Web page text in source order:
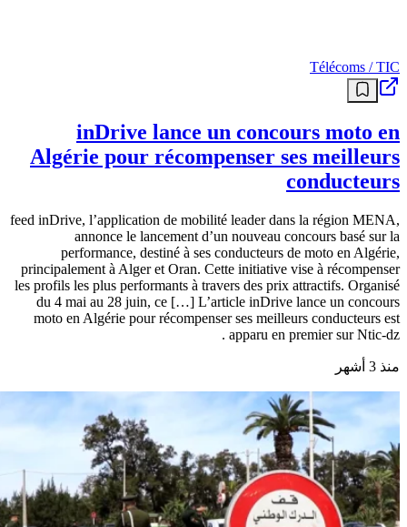
Télécoms / TIC
inDrive lance un concours moto en
Algérie pour récompenser ses meilleurs
conducteurs
feed inDrive, l’application de mobilité leader dans la région MENA,
annonce le lancement d’un nouveau concours basé sur la
performance, destiné à ses conducteurs de moto en Algérie,
principalement à Alger et Oran. Cette initiative vise à récompenser
les profils les plus performants à travers des prix attractifs. Organisé
du 4 mai au 28 juin, ce […] L’article inDrive lance un concours
moto en Algérie pour récompenser ses meilleurs conducteurs est
apparu en premier sur Ntic-dz .
منذ 3 أشهر